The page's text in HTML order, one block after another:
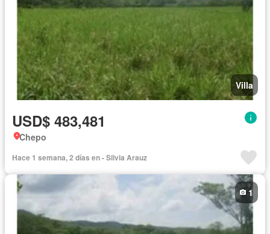
Villa
USD$ 483,481
Chepo
Hace 1 semana, 2 días en - Silvia Arauz
1